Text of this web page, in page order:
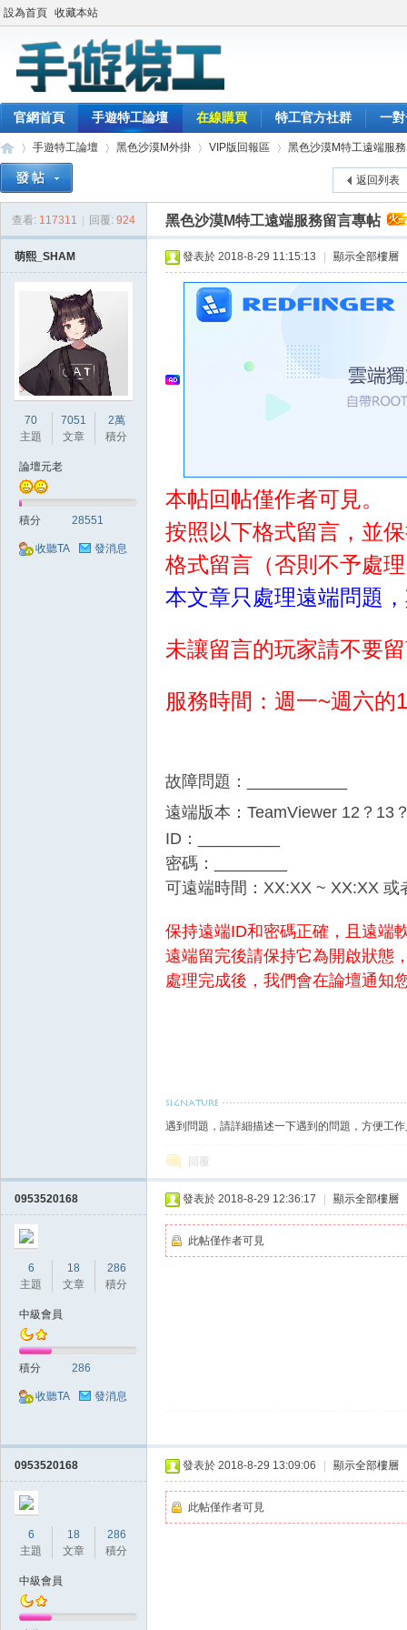
設為首頁 收藏本站
官網首頁 手遊特工論壇 在線購買 特工官方社群 一
»
手遊特工論壇
›
黑色沙漠M外掛
›
VIP版回報區
›
黑色沙漠M特工遠端服
返回列表
查看: 117311 回覆: 924 黑色沙漠M特工遠端服務留言專帖
萌熙_SHAM
70
主題
7051
文章
2萬
積分
論壇元老
積分 28551
收聽TA 發消息
發表於 2018-8-29 11:15:13 顯示全部樓層
本帖回帖僅作者可見。
按照以下格式留言，並
格式留言（否則不予處
本文章只處理遠端問題
未讓留言的玩家請不要
服務時間：週一~週六的
故障問題：___________
遠端版本：TeamViewer 12？13
ID：_________
密碼：________
可遠端時間：XX:XX ~ XX:XX 或
保持遠端ID和密碼正確，且遠端
遠端留完後請保持它為開啟狀態
處理完成後，我們會在論壇通知
遇到問題，請詳細描述一下遇到的問題，方便工
回覆
0953520168
6
主題
18
文章
286
積分
中級會員
積分 286
收聽TA 發消息
發表於 2018-8-29 12:36:17 顯示全部樓層
此帖僅作者可見
0953520168
6
主題
18
文章
286
積分
中級會員
發表於 2018-8-29 13:09:06 顯示全部樓層
此帖僅作者可見